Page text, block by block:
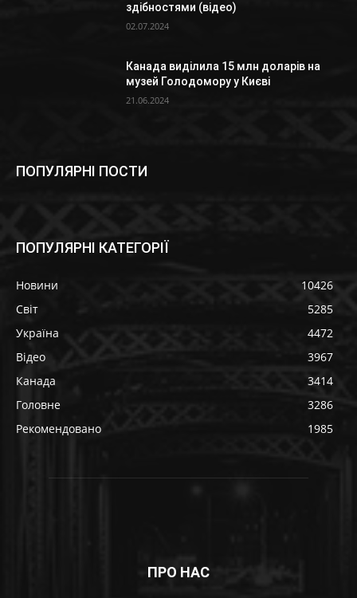
здібностями (відео)
02.07.2024
Канада виділила 15 млн доларів на
музей Голодомору у Києві
21.06.2024
ПОПУЛЯРНІ ПОСТИ
ПОПУЛЯРНІ КАТЕГОРІЇ
Новини
10426
Світ
5285
Україна
4472
Відео
3967
Канада
3414
Головне
3286
Рекомендовано
1985
ПРО НАС